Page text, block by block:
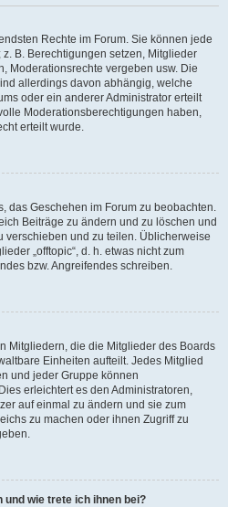
Rechte im Forum. Sie können jede
B. Berechtigungen setzen, Mitglieder
Moderationsrechte vergeben usw. Die
allerdings davon abhängig, welche
oder ein anderer Administrator erteilt
Moderationsberechtigungen haben,
erteilt wurde.
das Geschehen im Forum zu beobachten.
Beiträge zu ändern und zu löschen und
verschieben und zu teilen. Üblicherweise
„offtopic“, d. h. etwas nicht zum
bzw. Angreifendes schreiben.
Mitgliedern, die die Mitglieder des Boards
Einheiten aufteilt. Jedes Mitglied
und jeder Gruppe können
erleichtert es den Administratoren,
auf einmal zu ändern und sie zum
zu machen oder ihnen Zugriff zu
und wie trete ich ihnen bei?